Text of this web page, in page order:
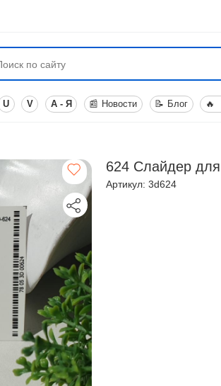
U V А - Я 📰 Новости 📝 Блог 🔥
624 Слайдер
Артикул: 3d624